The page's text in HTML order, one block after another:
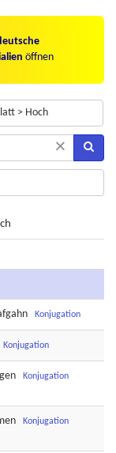
öffnen
> Hoch
×
Konjugation
Konjugation
Konjugation
Konjugation